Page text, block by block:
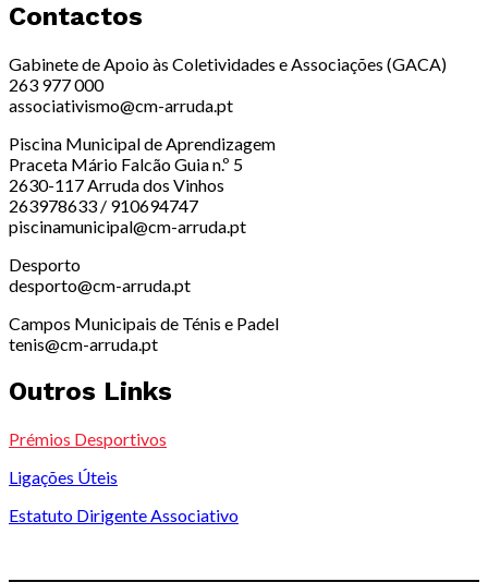
Contactos
Gabinete de Apoio às Coletividades e Associações (GACA)
263 977 000
associativismo@cm-arruda.pt
Piscina Municipal de Aprendizagem
Praceta Mário Falcão Guia n.º 5
2630-117 Arruda dos Vinhos
263978633 / 910694747
piscinamunicipal@cm-arruda.pt
Desporto
desporto@cm-arruda.pt
Campos Municipais de Ténis e Padel
tenis@cm-arruda.pt
Outros Links
Prémios Desportivos
Ligações Úteis
Estatuto Dirigente Associativo